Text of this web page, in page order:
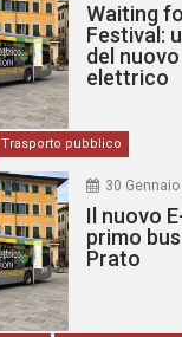
Waiting
Festival:
del
elettrico
Trasporto pubblico
30
Il nuovo
primo
Prato